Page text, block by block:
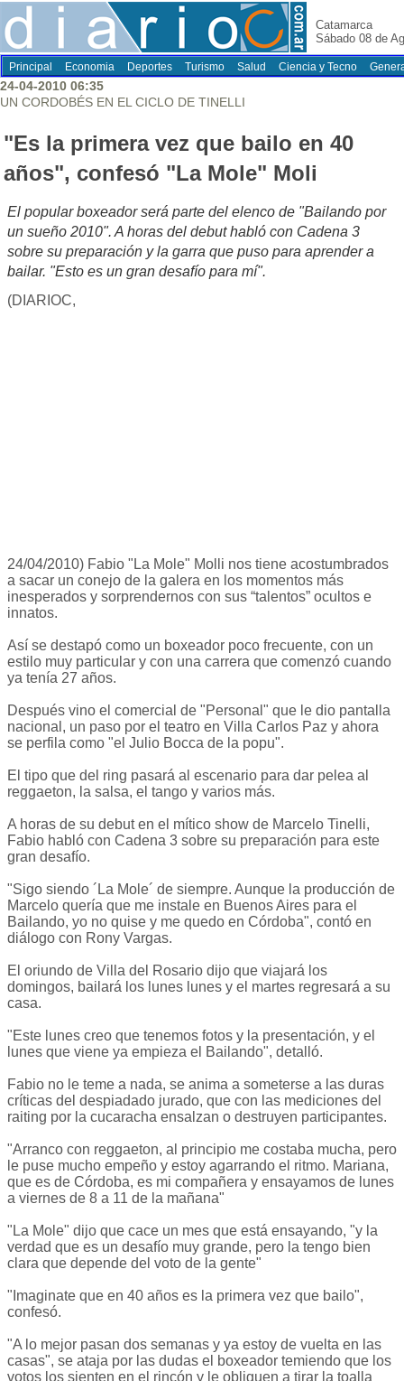
Catamarca
Sábado 08 de
Principal Economia Deportes Turismo Salud Ciencia y Tecno
24-04-2010 06:35
UN CORDOBÉS EN EL CICLO DE TINELLI
"Es la primera vez que bailo en 40
años", confesó "La Mole" Moli
El popular boxeador será parte del elenco de "Bailando por
un sueño 2010". A horas del debut habló con Cadena 3
sobre su preparación y la garra que puso para aprender a
bailar. "Esto es un gran desafío para mí".
(DIARIOC,
24/04/2010) Fabio "La Mole" Molli nos tiene acostumbrados
a sacar un conejo de la galera en los momentos más
inesperados y sorprendernos con sus “talentos” ocultos e
innatos.
Así se destapó como un boxeador poco frecuente, con un
estilo muy particular y con una carrera que comenzó cuando
ya tenía 27 años.
Después vino el comercial de "Personal" que le dio pantalla
nacional, un paso por el teatro en Villa Carlos Paz y ahora
se perfila como "el Julio Bocca de la popu".
El tipo que del ring pasará al escenario para dar pelea al
reggaeton, la salsa, el tango y varios más.
A horas de su debut en el mítico show de Marcelo Tinelli,
Fabio habló con Cadena 3 sobre su preparación para este
gran desafío.
"Sigo siendo ´La Mole´ de siempre. Aunque la producción de
Marcelo quería que me instale en Buenos Aires para el
Bailando, yo no quise y me quedo en Córdoba", contó en
diálogo con Rony Vargas.
El oriundo de Villa del Rosario dijo que viajará los
domingos, bailará los lunes lunes y el martes regresará a su
casa.
"Este lunes creo que tenemos fotos y la presentación, y el
lunes que viene ya empieza el Bailando", detalló.
Fabio no le teme a nada, se anima a someterse a las duras
críticas del despiadado jurado, que con las mediciones del
raiting por la cucaracha ensalzan o destruyen participantes.
"Arranco con reggaeton, al principio me costaba mucha, pero
le puse mucho empeño y estoy agarrando el ritmo. Mariana,
que es de Córdoba, es mi compañera y ensayamos de lunes
a viernes de 8 a 11 de la mañana"
"La Mole" dijo que cace un mes que está ensayando, "y la
verdad que es un desafío muy grande, pero la tengo bien
clara que depende del voto de la gente"
"Imaginate que en 40 años es la primera vez que bailo",
confesó.
"A lo mejor pasan dos semanas y ya estoy de vuelta en las
casas", se ataja por las dudas el boxeador temiendo que los
votos los sienten en el rincón y le obliguen a tirar la toalla